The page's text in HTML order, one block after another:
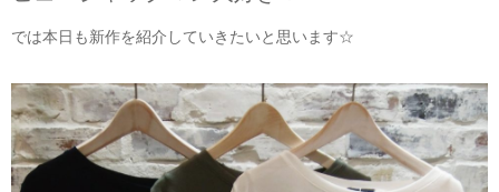
では本日も新作を紹介していきたいと思います☆